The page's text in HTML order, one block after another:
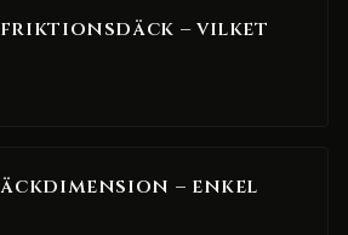
friktionsdäck – vilket
– enkel